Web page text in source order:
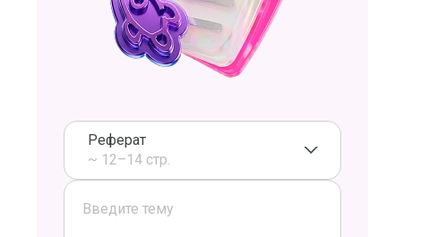
Реферат
~ 12–14 стр.